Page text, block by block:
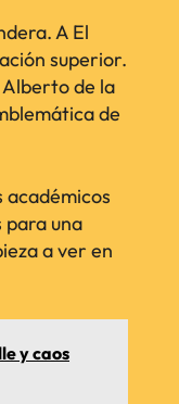
A El
superior.
Alberto de la
de
académicos
para una
a ver en
y caos